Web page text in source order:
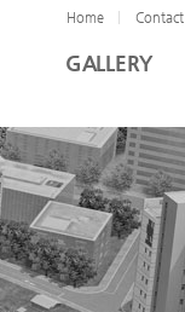
Home Contact
GALLERY